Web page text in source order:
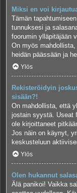
Miksi en voi
Tämän
tunnuksesi ja
foorumin ylläpitäjään
On myös
heidän päässään ja
Ylös
Rekisteröidyin
sisään?!
On mahdollista, että
jostain syystä. Useat
ole kirjoittaneet
Jos näin on käynyt,
keskusteluun
Ylös
Olen hukannut
Älä panikoi! Vaikka